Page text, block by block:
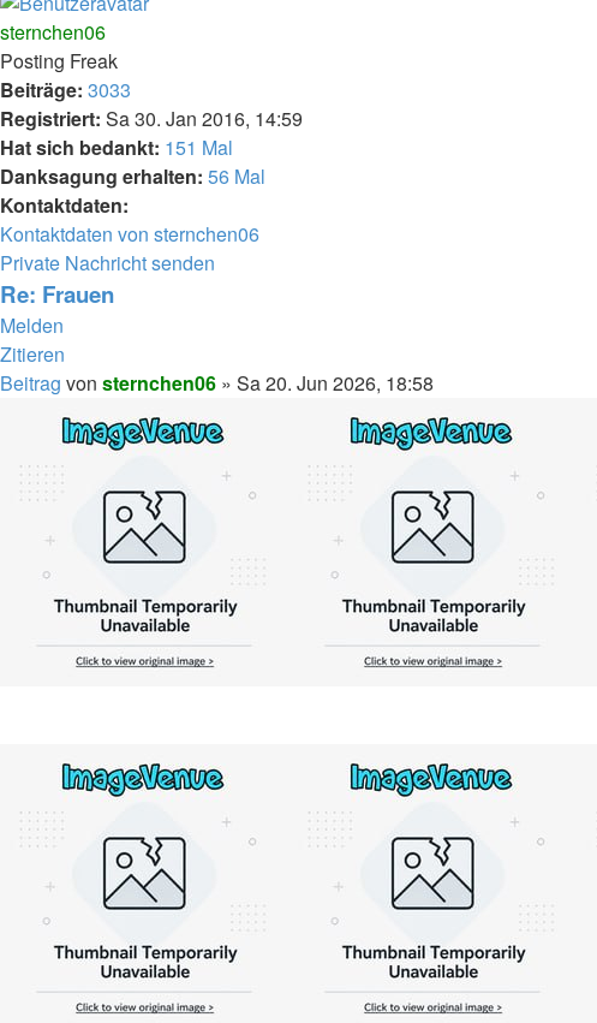
sternchen06
Posting Freak
Beiträge: 3033
Registriert: Sa 30. Jan 2016, 14:59
Hat sich bedankt: 151 Mal
Danksagung erhalten: 56 Mal
Kontaktdaten:
Kontaktdaten von sternchen06
Private Nachricht senden
Re: Frauen
Melden
Zitieren
Beitrag von sternchen06 » Sa 20. Jun 2026, 18:58